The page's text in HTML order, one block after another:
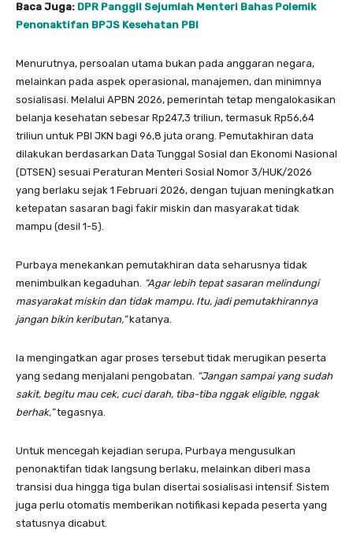
Baca Juga: DPR Panggil Sejumlah Menteri Bahas Polemik
Penonaktifan BPJS Kesehatan PBI
Menurutnya, persoalan utama bukan pada anggaran negara,
melainkan pada aspek operasional, manajemen, dan minimnya
sosialisasi. Melalui APBN 2026, pemerintah tetap mengalokasikan
belanja kesehatan sebesar Rp247,3 triliun, termasuk Rp56,64
triliun untuk PBI JKN bagi 96,8 juta orang. Pemutakhiran data
dilakukan berdasarkan Data Tunggal Sosial dan Ekonomi Nasional
(DTSEN) sesuai Peraturan Menteri Sosial Nomor 3/HUK/2026
yang berlaku sejak 1 Februari 2026, dengan tujuan meningkatkan
ketepatan sasaran bagi fakir miskin dan masyarakat tidak
mampu (desil 1-5).
Purbaya menekankan pemutakhiran data seharusnya tidak
menimbulkan kegaduhan. “Agar lebih tepat sasaran melindungi
masyarakat miskin dan tidak mampu. Itu, jadi pemutakhirannya
jangan bikin keributan,”katanya.
Ia mengingatkan agar proses tersebut tidak merugikan peserta
yang sedang menjalani pengobatan. “Jangan sampai yang sudah
sakit, begitu mau cek, cuci darah, tiba-tiba nggak eligible, nggak
berhak,”tegasnya.
Untuk mencegah kejadian serupa, Purbaya mengusulkan
penonaktifan tidak langsung berlaku, melainkan diberi masa
transisi dua hingga tiga bulan disertai sosialisasi intensif. Sistem
juga perlu otomatis memberikan notifikasi kepada peserta yang
statusnya dicabut.